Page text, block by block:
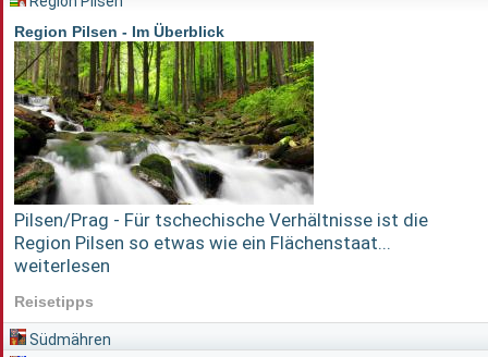
Region Pilsen - Im Überblick
Pilsen/Prag - Für tschechische Verhältnisse ist die
Region Pilsen so etwas wie ein Flächenstaat...
weiterlesen
Reisetipps
Südmähren